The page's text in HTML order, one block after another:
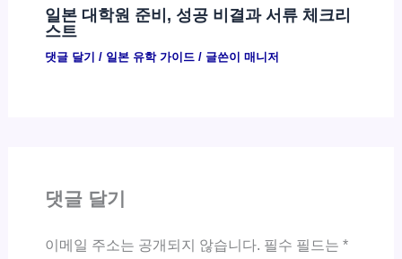
일본 대학원 준비, 성공 비결과 서류 체크리
스트
댓글 달기 / 일본 유학 가이드/ 글쓴이 매니저
댓글 달기
이메일 주소는 공개되지 않습니다. 필수 필드는 *